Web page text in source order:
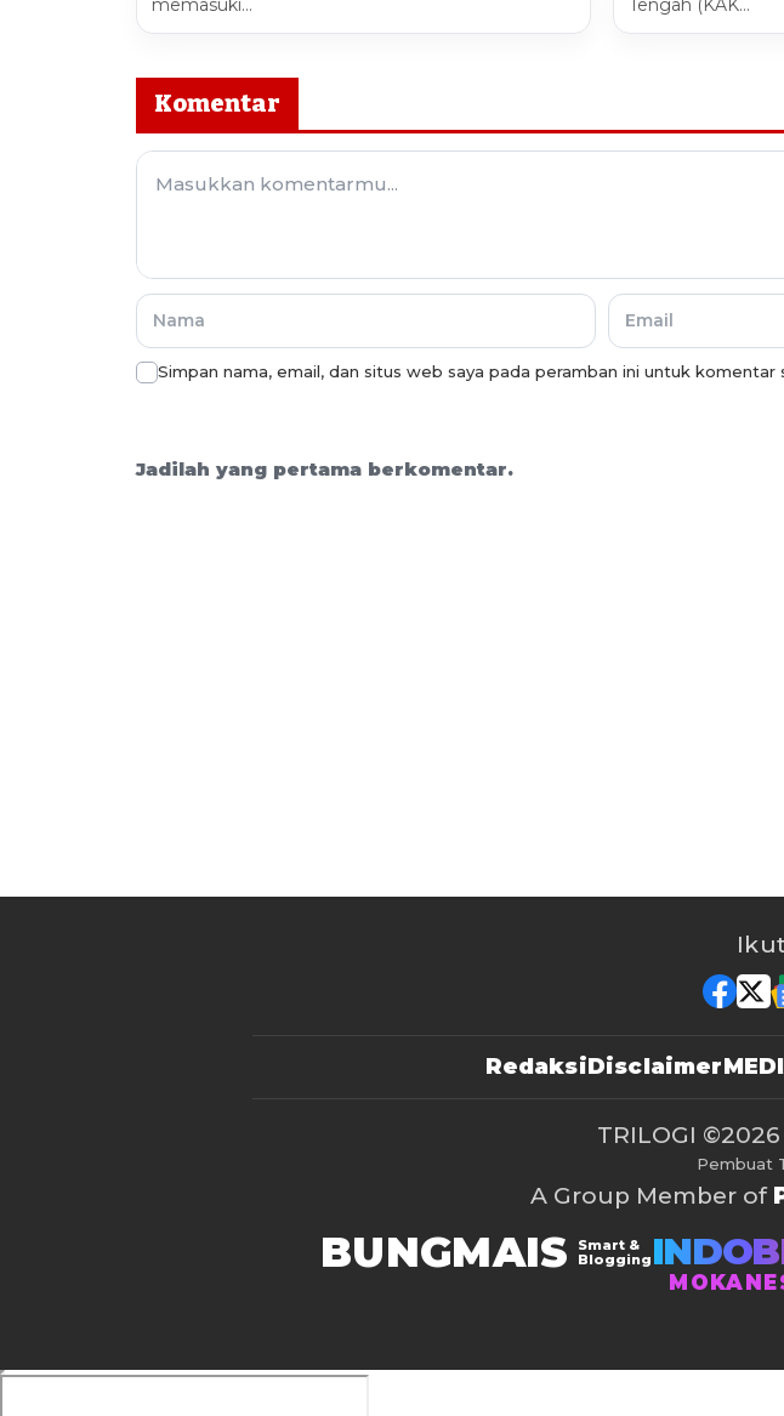
memasuki…
Tengah (KAK…
Komentar
Simpan nama, email, dan situs web saya pada peramban ini untuk komentar
Jadilah yang pertama berkomentar.
RedaksiDisclaimer
TRILOGI ©2026
Pembuat
A Group Member of
BUNGMAIS
Smart &
Blogging